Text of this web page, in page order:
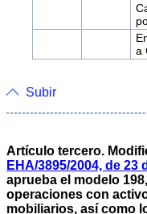
a
Subir
Artículo tercero.
EHA/3895/2004, de 23
aprueba el modelo
operaciones con
mobiliarios, así como